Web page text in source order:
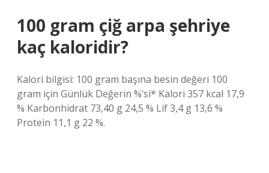
100 gram çiğ arpa şehriye
kaç kaloridir?
Kalori bilgisi: 100 gram başına besin değeri 100
gram için Günlük Değerin %’si* Kalori 357 kcal 17,9
% Karbonhidrat 73,40 g 24,5 % Lif 3,4 g 13,6 %
Protein 11,1 g 22 %.